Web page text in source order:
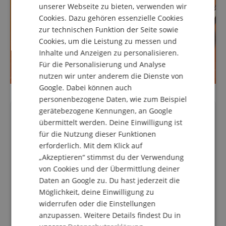
Deine Ansprechpartner
Unsere Spezialisten beraten Dich gerne.
drums@kirstein.de
+49-8861-909494-3
Montag
09:30 - 18:00
Dienstag
09:30 - 18:00
Mittwoch
09:30 - 18:00
FRENCH
SPANISH
unserer Webseite zu bieten, verwenden wir
Cookies. Dazu gehören essenzielle Cookies
zur technischen Funktion der Seite sowie
Cookies, um die Leistung zu messen und
Inhalte und Anzeigen zu personalisieren.
Für die Personalisierung und Analyse
nutzen wir unter anderem die Dienste von
Google. Dabei können auch
personenbezogene Daten, wie zum Beispiel
gerätebezogene Kennungen, an Google
übermittelt werden. Deine Einwilligung ist
für die Nutzung dieser Funktionen
erforderlich. Mit dem Klick auf
„Akzeptieren“ stimmst du der Verwendung
von Cookies und der Übermittlung deiner
Daten an Google zu. Du hast jederzeit die
Möglichkeit, deine Einwilligung zu
widerrufen oder die Einstellungen
anzupassen. Weitere Details findest Du in